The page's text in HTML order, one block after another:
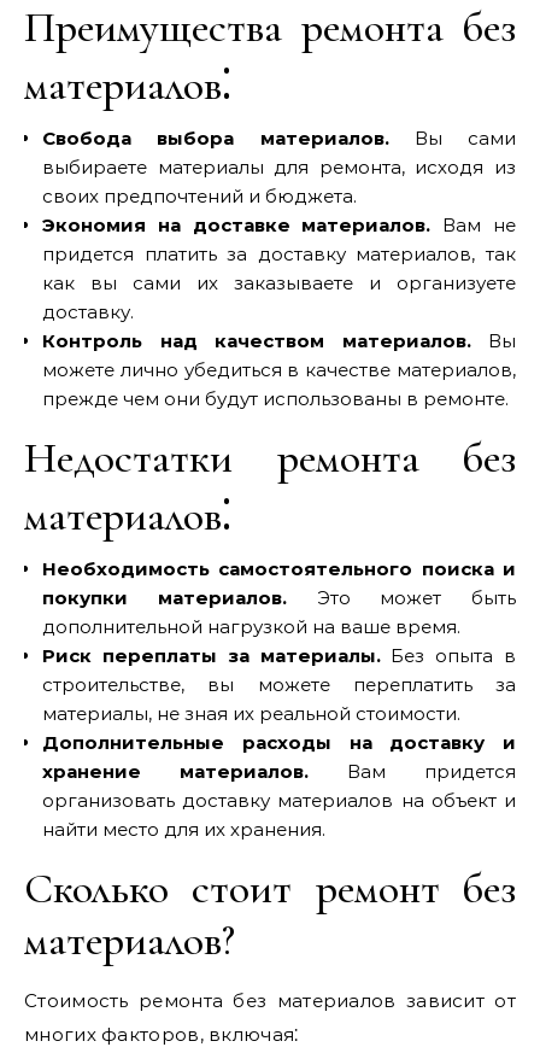
Преимущества ремонта без
материалов⁚
Свобода выбора материалов.Вы сами
выбираете материалы для ремонта‚ исходя из
своих предпочтений и бюджета.
Экономия на доставке материалов. Вам не
придется платить за доставку материалов‚ так
как вы сами их заказываете и организуете
доставку.
Контроль над качеством материалов.Вы
можете лично убедиться в качестве материалов‚
прежде чем они будут использованы в ремонте.
Недостатки ремонта без
материалов⁚
Необходимость самостоятельного поиска и
покупки материалов.Это может быть
дополнительной нагрузкой на ваше время.
Риск переплаты за материалы.Без опыта в
строительстве‚ вы можете переплатить за
материалы‚ не зная их реальной стоимости.
Дополнительные расходы на доставку и
хранение материалов. Вам придется
организовать доставку материалов на объект и
найти место для их хранения.
Сколько стоит ремонт без
материалов?
Стоимость ремонта без материалов зависит от
многих факторов‚ включая⁚